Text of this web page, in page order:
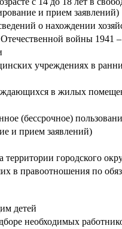
и прием заявлений)
о нахождении
войны 1941 –
учреждениях в
в жилых
(бессрочное)
и прием заявлений)
городского
в правоотношения по
детей
необходимых